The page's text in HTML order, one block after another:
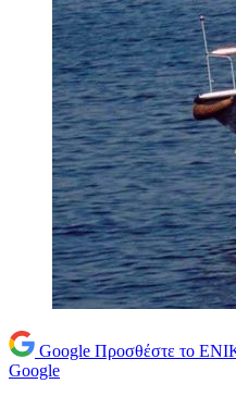
Google Προσθέστε το
Google